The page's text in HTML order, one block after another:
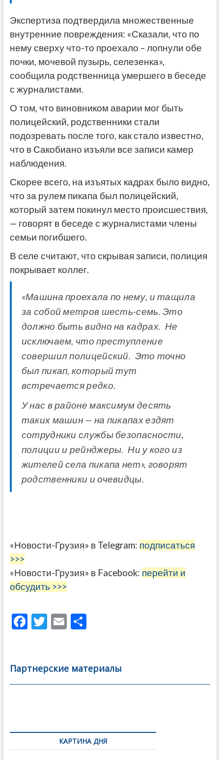
Экспертиза подтвердила множественные
внутренние повреждения: «Сказали, что по
нему сверху что-то проехало – лопнули обе
почки, мочевой пузырь, селезенка»,
сообщила родственница умершего в беседе
с журналистами.
О том, что виновником аварии мог быть
полицейский, родственники стали
подозревать после того, как стало известно,
что в Сакобиано изъяли все записи камер
наблюдения.
Скорее всего, на изъятых кадрах было видно,
что за рулем пикапа был полицейский,
который затем покинул место происшествия,
— говорят в беседе с журналистами члены
семьи погибшего.
В селе считают, что скрывая записи, полиция
покрывает коллег.
«Машина проехала по нему, и тащила
за собой метров шесть-семь. Это
должно быть видно на кадрах. Не
исключаем, что преступление
совершил полицейский. Это точно
был пикап, который тут
встречается редко.
У нас в районе максимум десять
таких машин — на пикапах ездят
сотрудники службы безопасности,
полиции и рейнджеры. Ни у кого из
жителей села пикапа нет», говорят
родственники и очевидцы.
«Новости-Грузия» в Telegram: подписаться
>>>
«Новости-Грузия» в Facebook: перейти и
обсудить >>>
F
b
o
T
er
E
l
О
а
в
Партнерские материалы
по
записямКАРТИНА ДНЯ